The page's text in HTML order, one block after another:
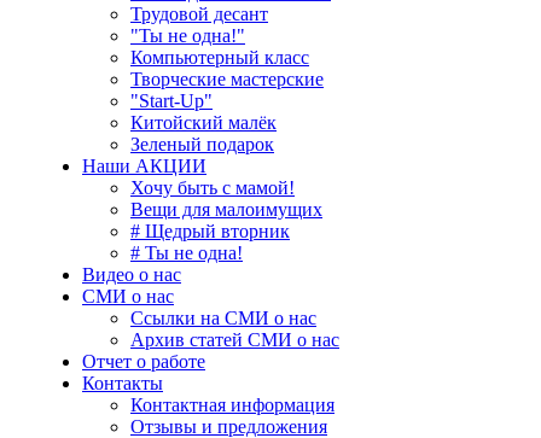
Трудовой десант
"Ты не одна!"
Компьютерный класс
Творческие мастерские
"Start-Up"
Китойский малёк
Зеленый подарок
Наши АКЦИИ
Хочу быть с мамой!
Вещи для малоимущих
# Щедрый вторник
# Ты не одна!
Видео о нас
СМИ о нас
Ссылки на СМИ о нас
Архив статей СМИ о нас
Отчет о работе
Контакты
Контактная информация
Отзывы и предложения